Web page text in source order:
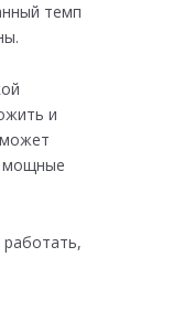
темп
и
мощные